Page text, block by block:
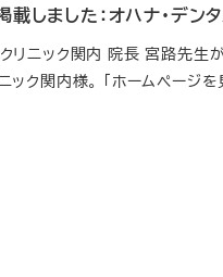
しました：オハナ・デン
リニック関内 院長 宮路先生
ック関内様。 「ホームペー